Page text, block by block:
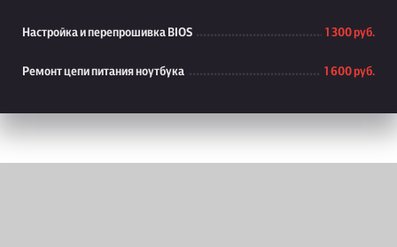
Настройка и перепрошивка BIOS 1 300 руб.
Ремонт цепи питания ноутбука 1 600 руб.